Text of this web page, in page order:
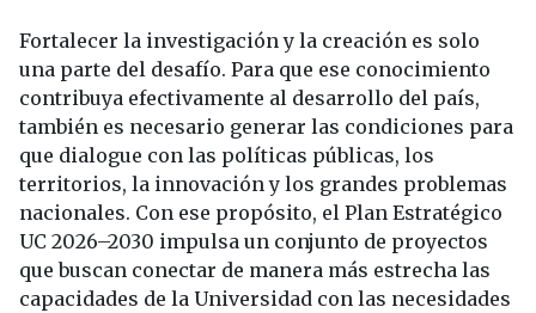
Fortalecer la investigación y la creación es solo
una parte del desafío. Para que ese conocimiento
contribuya efectivamente al desarrollo del país,
también es necesario generar las condiciones para
que dialogue con las políticas públicas, los
territorios, la innovación y los grandes problemas
nacionales. Con ese propósito, el Plan Estratégico
UC 2026–2030 impulsa un conjunto de proyectos
que buscan conectar de manera más estrecha las
capacidades de la Universidad con las necesidades